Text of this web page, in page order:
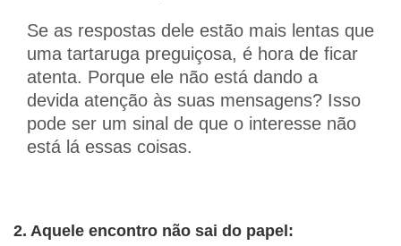
Se as respostas dele estão mais lentas que
uma tartaruga preguiçosa, é hora de ficar
atenta. Porque ele não está dando a
devida atenção às suas mensagens? Isso
pode ser um sinal de que o interesse não
está lá essas coisas.
2. Aquele encontro não sai do papel: